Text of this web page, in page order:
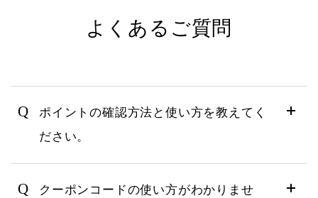
よくあるご質問
Q
ポイントの確認方法と使い方を教えてく
ださい。
Q
クーポンコードの使い方がわかりませ